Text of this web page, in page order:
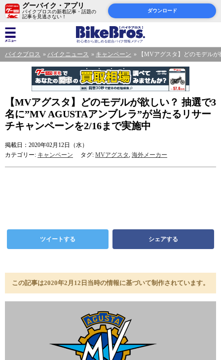
グーバイク・アプリ
バイクブロスの新着記事・話題の
記事を見逃さない！
ダウンロード
バイクブロス バイクニュース キャンペーン 【MVアグスタ】どのモデル
【MVアグスタ】どのモデルが欲しい？ 抽選で3
名に”MV AGUSTAアンブレラ”が当たるリサー
チキャンペーンを2/16まで実施中
掲載日：2020年02月12日（水）
カテゴリー: キャンペーン タグ: MVアグスタ, 海外メーカー
ツイートする シェアする
この記事は2020年2月12日当時の情報に基づいて制作されています。